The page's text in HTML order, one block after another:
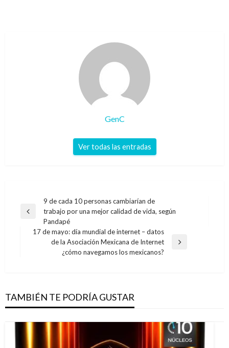
GenC
Ver todas las entradas
Navegación
de
entradas
Entrada
anterior
9 de cada 10 personas cambiarían de
trabajo por una mejor calidad de vida, según
Pandapé
Entrada
17 de mayo: día mundial de internet – datos
de la Asociación Mexicana de Internet
¿cómo navegamos los mexicanos?
TAMBIÉN TE PODRÍA GUSTAR